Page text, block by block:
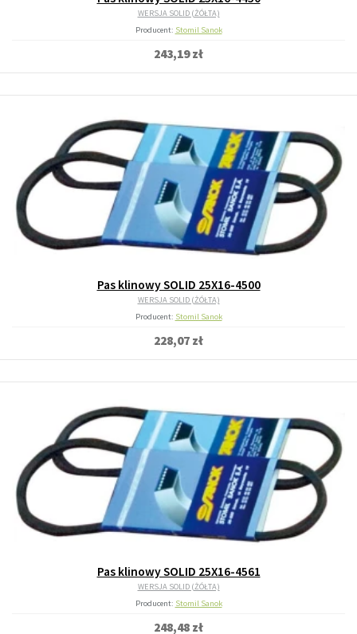
WERSJA SOLID (ŻÓŁTA)
Producent: Stomil Sanok
243,19 zł
Pas klinowy SOLID 25X16-4500
WERSJA SOLID (ŻÓŁTA)
Producent: Stomil Sanok
228,07 zł
Pas klinowy SOLID 25X16-4561
WERSJA SOLID (ŻÓŁTA)
Producent: Stomil Sanok
248,48 zł